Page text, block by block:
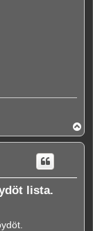
l
ö
lista.